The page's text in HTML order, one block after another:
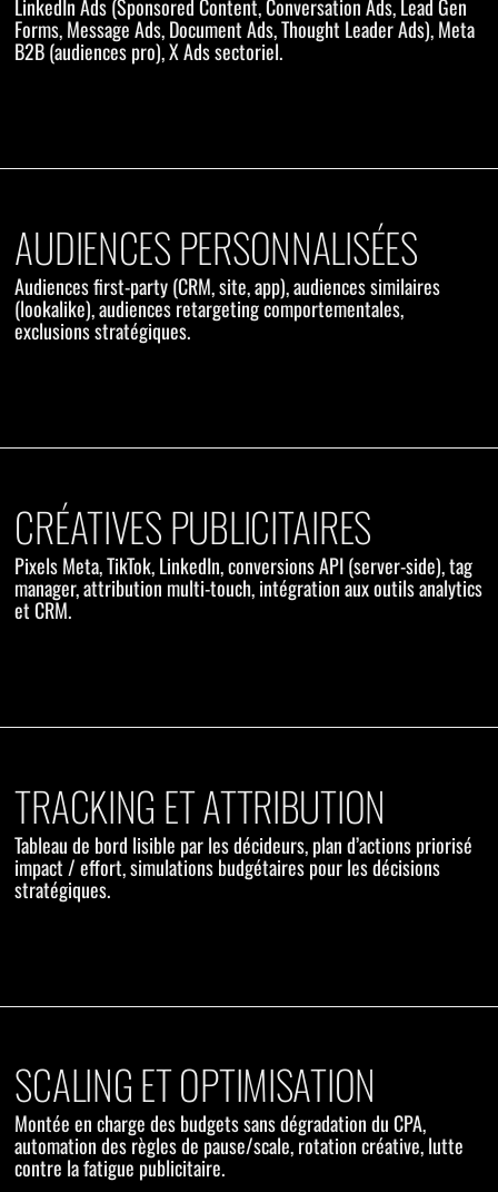
LinkedIn Ads (Sponsored Content, Conversation Ads, Lead Gen
Forms, Message Ads, Document Ads, Thought Leader Ads), Meta
B2B (audiences pro), X Ads sectoriel.
AUDIENCES PERSONNALISÉES
Audiences first-party (CRM, site, app), audiences similaires
(lookalike), audiences retargeting comportementales,
exclusions stratégiques.
CRÉATIVES PUBLICITAIRES
Pixels Meta, TikTok, LinkedIn, conversions API (server-side), tag
manager, attribution multi-touch, intégration aux outils analytics
et CRM.
TRACKING ET ATTRIBUTION
Tableau de bord lisible par les décideurs, plan d’actions priorisé
impact / effort, simulations budgétaires pour les décisions
stratégiques.
SCALING ET OPTIMISATION
Montée en charge des budgets sans dégradation du CPA,
automation des règles de pause/scale, rotation créative, lutte
contre la fatigue publicitaire.